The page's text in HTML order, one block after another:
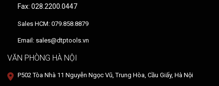
Fax: 028.2200.0447
Sales HCM: 079.858.8879
Email: sales@dtptools.vn
VĂN PHÒNG HÀ NỘI
P502 Tòa Nhà 11 Nguyễn Ngọc Vũ, Trung Hòa, Cầu Giấy, Hà Nội